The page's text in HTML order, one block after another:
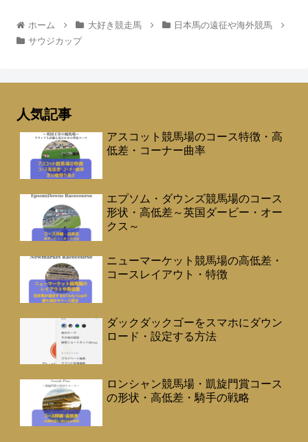
ホーム 大好き競走馬
日本馬の遠征や海外競馬
サウジカップ
人気記事
アスコット競馬場のコース特徴・高
低差・コーナー曲率
エプソム・ダウンズ競馬場のコース
形状・高低差～英国ダービー・オー
クス～
ニューマーケット競馬場の高低差・
コースレイアウト・特徴
ダックダックゴーをスマホにダウン
ロード・設定する方法
ロンシャン競馬場・凱旋門賞コース
の形状・高低差・騎手の戦略